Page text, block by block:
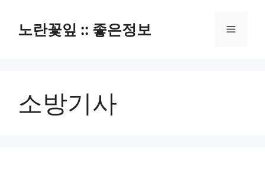
노란꽃잎 :: 좋은정보 메
소방기사